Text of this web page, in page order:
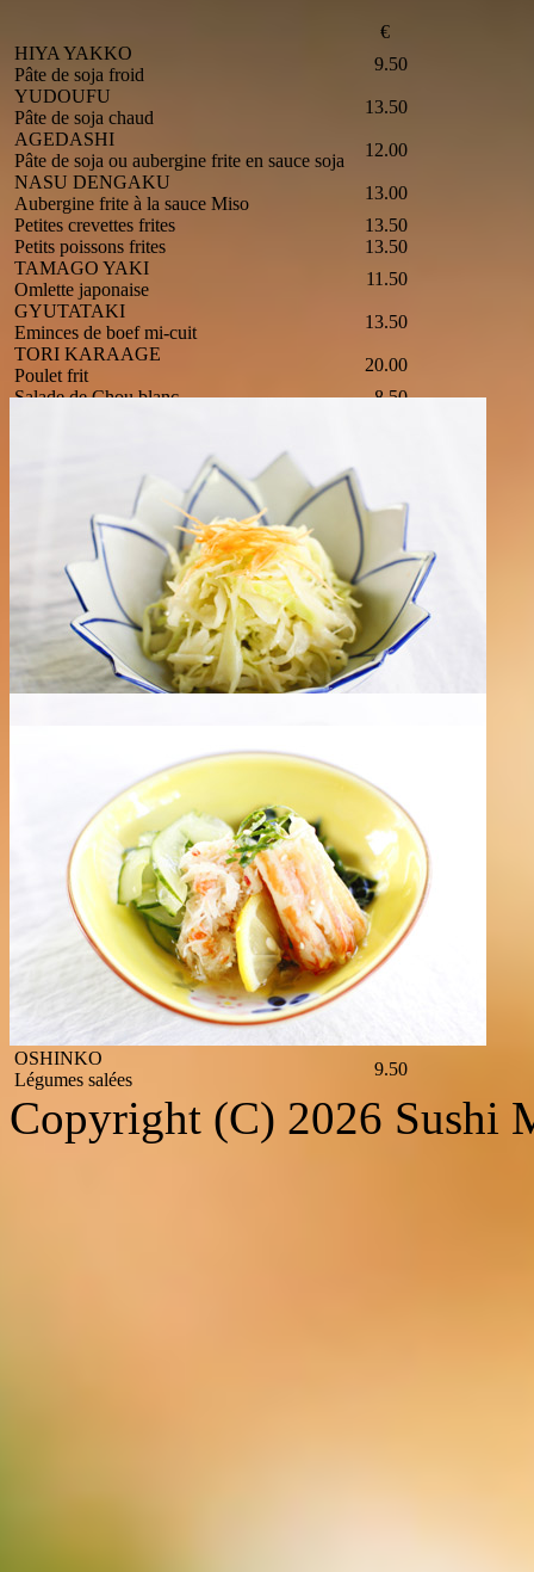
€
HIYA YAKKO
Pâte de soja froid
9.50
YUDOUFU
Pâte de soja chaud
13.50
AGEDASHI
Pâte de soja ou aubergine frite en sauce soja
12.00
NASU DENGAKU
Aubergine frite à la sauce Miso
13.00
Petites crevettes frites
13.50
Petits poissons frites
13.50
TAMAGO YAKI
Omlette japonaise
11.50
GYUTATAKI
Eminces de boef mi-cuit
13.50
TORI KARAAGE
Poulet frit
20.00
Salade de Chou blanc
8.50
MAGURO NATTO
Thon cru et soja fermenté
13.00
NATTO
Soja fermenté
8.00
SUNOMONO
Assortiment de poissons crus vinaigrés
13.00
Algues et concombre vinaigrés
IKURA OROSHI
Œufs de Saumon avec radis râpé
12.50
UZAKU
Anguille et concombre vinaigrés
14.50
KAKISU
Huitres, Sauce vinaigrée (3 pièces)
15.00
NAMAGAKI
Huitres
3 pièces
15.00
NAMEROU
Tartare de Chinchard au Miso
OSHINKO
Légumes salées
9.50
Copyright (C) 2026 Sushi